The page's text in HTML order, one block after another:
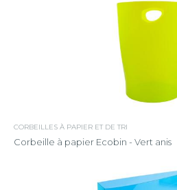
CORBEILLES À PAPIER ET DE TRI
Corbeille à papier Ecobin - Vert anis